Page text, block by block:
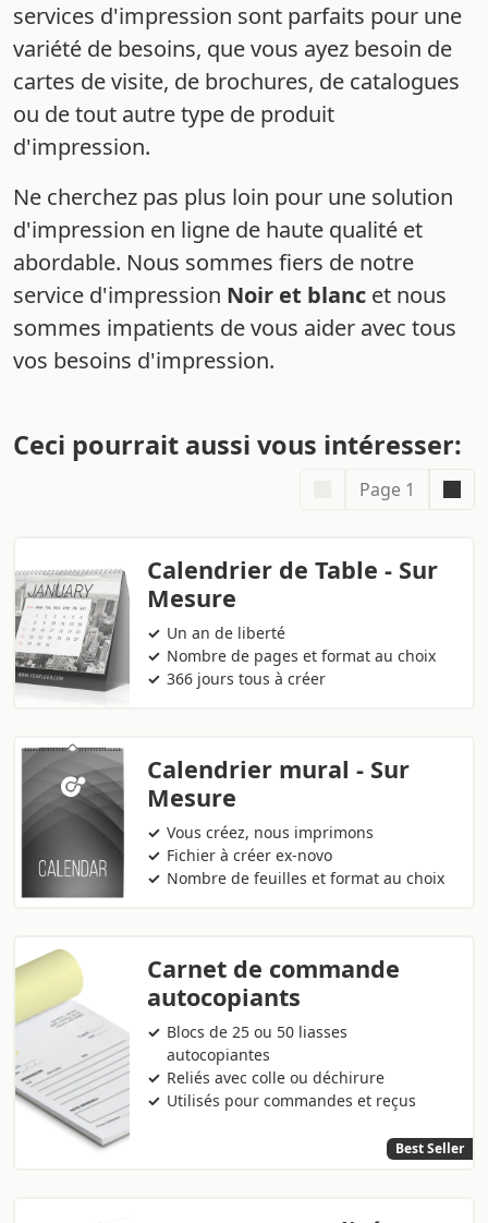
services d'impression sont parfaits pour une
variété de besoins, que vous ayez besoin de
cartes de visite, de brochures, de catalogues
ou de tout autre type de produit
d'impression.
Ne cherchez pas plus loin pour une solution
d'impression en ligne de haute qualité et
abordable. Nous sommes fiers de notre
service d'impression Noir et blanc et nous
sommes impatients de vous aider avec tous
vos besoins d'impression.
Ceci pourrait aussi vous intéresser:
Page 1
Calendrier de Table - Sur
Mesure
Un an de liberté
Nombre de pages et format au choix
366 jours tous à créer
Calendrier mural - Sur
Mesure
Vous créez, nous imprimons
Fichier à créer ex-novo
Nombre de feuilles et format au choix
Carnet de commande
autocopiants
Blocs de 25 ou 50 liasses
autocopiantes
Reliés avec colle ou déchirure
Utilisés pour commandes et reçus
Best Seller